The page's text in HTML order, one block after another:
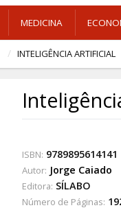
MEDICINA
INTELIGÊNCIA ARTIFICIAL
ISBN: 9789895614141
Autor: Jorge Caiado
Editora: SÍLABO
Número de Páginas: